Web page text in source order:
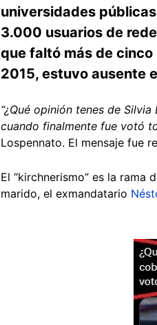
universidades
3.000 usuarios de
que faltó más de cinco
2015, estuvo ausente
“¿Qué opinión tenes de
cuando finalmente fue votó
Lospennato. El mensaje fue
El “kirchnerismo” es la rama
marido, el exmandatario